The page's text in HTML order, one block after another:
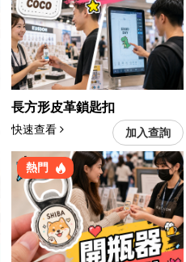
長方形皮革鎖匙扣
加入查詢
快速查看
熱門